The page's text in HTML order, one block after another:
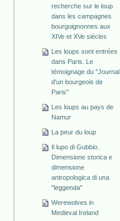
recherche sur le loup
dans les campagnes
bourguignonnes aux
XIVe et XVe siècles
Les loups sont entrées
dans Paris. Le
témoignage du "Journal
d'un bourgeois de
Paris"
Les loups au pays de
Namur
La peur du loup
Il lupo di Gubbio.
Dimensione storica e
dimensione
antropologica di una
"leggenda"
Werewolves in
Medieval Ireland